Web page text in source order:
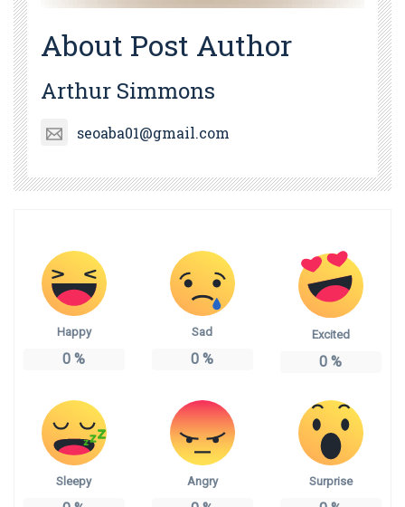
About Post Author
Arthur Simmons
seoaba01@gmail.com
Happy
0 %
Sad
0 %
Excited
0 %
Sleepy Angry Surprise